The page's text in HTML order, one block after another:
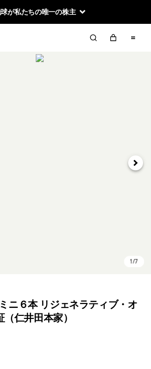
が私たちの唯一の株主
次へ
ニ６本 リジェネラティブ・オ
仁井田本家）